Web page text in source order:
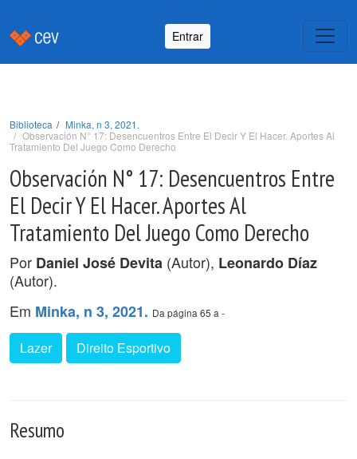
Entrar
Biblioteca
Minka, n 3, 2021.
Observación N° 17: Desencuentros Entre El Decir Y El Hacer. Aportes Al
Tratamiento Del Juego Como Derecho
Observación N° 17: Desencuentros Entre
El Decir Y El Hacer. Aportes Al
Tratamiento Del Juego Como Derecho
Por Daniel José Devita (Autor), Leonardo Díaz
(Autor).
Em Minka, n 3, 2021. Da página 65 a -
Lazer Direito Esportivo
Resumo